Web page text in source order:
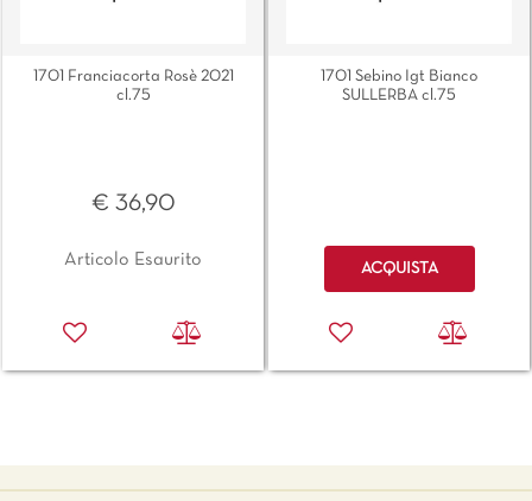
1701 Franciacorta Rosè 2021
cl.75
€ 36,90
Articolo Esaurito
1701 Sebino Igt Bianco
SULLERBA cl.75
Quantità
ACQUISTA